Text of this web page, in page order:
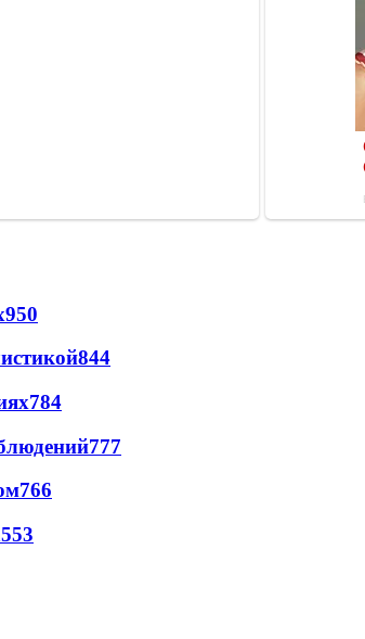
950
844
784
777
766
553